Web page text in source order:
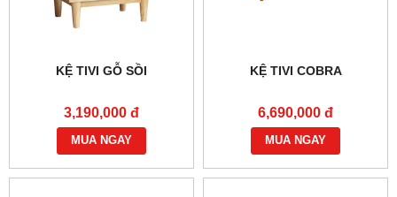
KỆ TIVI GỖ SỒI
3,190,000 đ
MUA NGAY
KỆ TIVI COBRA
6,690,000 đ
MUA NGAY